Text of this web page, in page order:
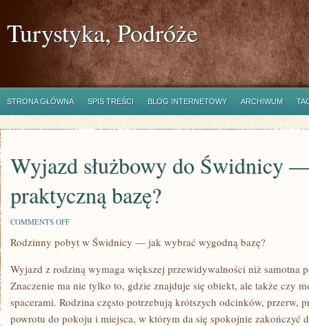
Turystyka, Podróże
STRONA GŁÓWNA SPIS TREŚCI BLOG INTERNETOWY ARCHIWUM
Wyjazd służbowy do Świdnicy
praktyczną bazę?
COMMENTS OFFON
SŁUŻBOWY
DO
—
JAK
WYBRAĆ
PRAKTYCZNĄ
BAZĘ?
Rodzinny pobyt w Świdnicy — jak wybrać wygodną bazę?
Wyjazd z rodziną wymaga większej przewidywalności niż samotna
Znaczenie ma nie tylko to, gdzie znajduje się obiekt, ale także czy
spacerami. Rodzina często potrzebują krótszych odcinków, przerw,
powrotu do pokoju i miejsca, w którym da się spokojnie zakończyć